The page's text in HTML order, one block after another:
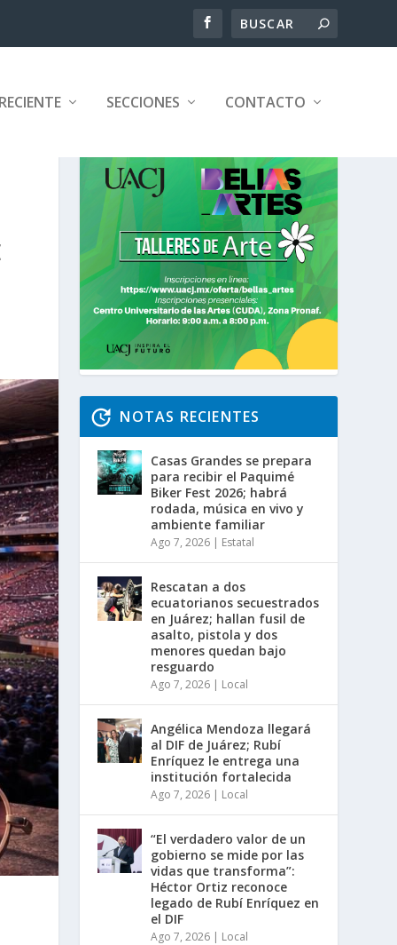
SECCIONES CONTACTO
NOTAS RECIENTES
Casas Grandes se prepara
para recibir el Paquimé
Biker Fest 2026; habrá
rodada, música en vivo y
ambiente familiar
Ago 7, 2026 | Estatal
Rescatan a dos
ecuatorianos secuestrados
en Juárez; hallan fusil de
asalto, pistola y dos
menores quedan bajo
resguardo
Ago 7, 2026 | Local
Angélica Mendoza llegará
al DIF de Juárez; Rubí
Enríquez le entrega una
institución fortalecida
Ago 7, 2026 | Local
“El verdadero valor de un
gobierno se mide por las
vidas que transforma”:
Héctor Ortiz reconoce
legado de Rubí Enríquez en
el DIF
Ago 7, 2026 | Local